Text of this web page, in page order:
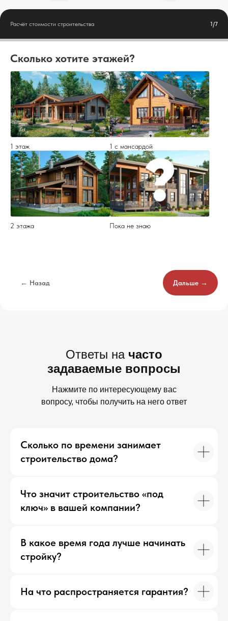
Расчёт стоимости строительства 1/7
Сколько хотите этажей?
1 этаж 1 с мансардой
2 этажа Пока не знаю
← Назад Дальше →
Ответы на часто
задаваемые вопросы
Нажмите по интересующему вас
вопросу, чтобы получить на него ответ
Сколько по времени занимает
строительство дома?
Что значит строительство «под
ключ» в вашей компании?
В какое время года лучше начинать
стройку?
На что распространяется гарантия?